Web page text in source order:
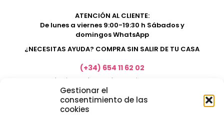
Gestionar el
consentimiento de las
cookies
ATENCIÓN AL CLIENTE:
De lunes a viernes 9:00-19:30 h Sábados y
domingos WhatsApp
¿NECESITAS AYUDA? COMPRA SIN SALIR DE TU CASA
(+34) 654 11 62 02
marketing@electrodomesticosacosta.es
Tienda de muebles en Fuengirola